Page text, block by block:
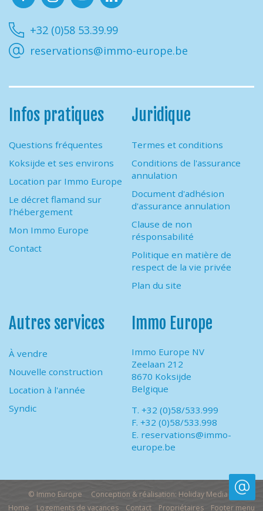
+32 (0)58 53.39.99
reservations@immo-europe.be
Infos pratiques
Questions fréquentes
Koksijde et ses environs
Location par Immo Europe
Le décret flamand sur
l’hébergement
Mon Immo Europe
Contact
Juridique
Termes et conditions
Conditions de l'assurance
annulation
Document d'adhésion
d'assurance annulation
Clause de non
résponsabilité
Politique en matière de
respect de la vie privée
Plan du site
Autres services
À vendre
Nouvelle construction
Location à l'année
Syndic
Immo Europe
Immo Europe NV
Zeelaan 212
8670 Koksijde
Belgique
T. +32 (0)58/533.999
F. +32 (0)58/533.998
E. reservations@immo-
europe.be
© Immo Europe
Conception & réalisation: Holiday Media
Home
Logements de vacances Contact Propriétaires Footer menu